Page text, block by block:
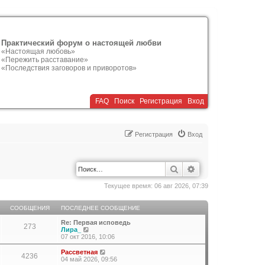
Практический форум о настоящей любви
«Настоящая любовь»
«Пережить расставание»
«Последствия заговоров и приворотов»
FAQ Поиск Регистрация Вход
Вход
Регистрация
Поиск
Текущее время: 06 авг 2026, 07:39
СООБЩЕНИЯ ПОСЛЕДНЕЕ СООБЩЕНИЕ
273
Re: Первая исповедь
Лира_
е
р
е
й
07 окт 2016, 10:06
4236 Рассветная
е
04 май 2026, 09:56